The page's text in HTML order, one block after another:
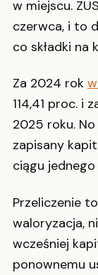
w miejscu.
czerwca, i to
co składki na
Za 2024 rok
114,41 proc. i
2025 roku.
zapisany
ciągu jednego
Przeliczenie
waloryzacja,
wcześniej
ponownemu